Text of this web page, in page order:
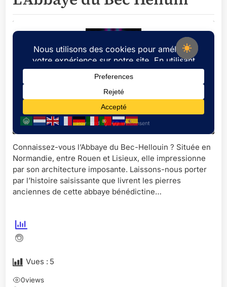
Connaissez-vous l’Abbaye du Bec-Hellouin ? Située en
Normandie, entre Rouen et Lisieux, elle impressionne
par son architecture imposante. Laissons-nous porter
par l’histoire saisissante que livrent les pierres
anciennes de cette abbaye bénédictine…
Vues : 5
0views